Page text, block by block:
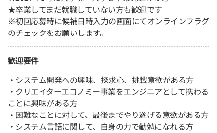
★卒業してまだ就職していない方も歓迎です
※初回応募時に候補日時入力の画面にてオンラインフラグ
のチェックをお願いします。
歓迎要件
・システム開発への興味、探求心、挑戦意欲がある方
・クリエイターエコノミー事業をエンジニアとして携わる
ことに興味がある方
・困難なことに対して、最後までやり遂げる意欲がある方
・システム言語に関して、自身の力で勤勉になれる方